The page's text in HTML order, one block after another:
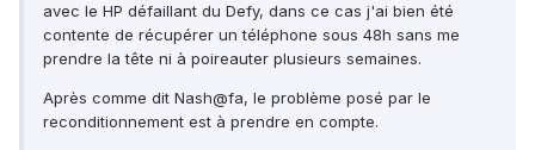
avec le HP défaillant du Defy, dans ce cas j'ai bien été
contente de récupérer un téléphone sous 48h sans me
prendre la tête ni à poireauter plusieurs semaines.
Après comme dit Nash@fa, le problème posé par le
reconditionnement est à prendre en compte.